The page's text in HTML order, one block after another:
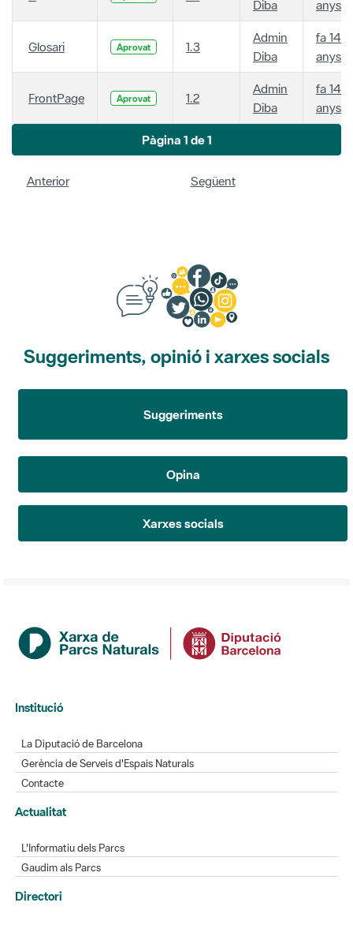
Diba
anys
Glosari Aprovat 1.3
Admin
Diba
fa 14
anys
FrontPage Aprovat 1.2
Admin
Diba
fa 14
anys
Pàgina 1 de 1
Anterior Següent
Suggeriments, opinió i xarxes socials
Suggeriments
Opina
Xarxes socials
Institució
La Diputació de Barcelona
Gerència de Serveis d'Espais Naturals
Contacte
Actualitat
L'Informatiu dels Parcs
Gaudim als Parcs
Directori